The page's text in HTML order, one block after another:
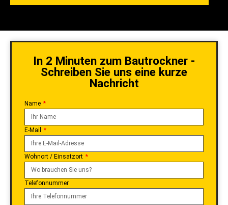
In 2 Minuten zum Bautrockner -
Schreiben Sie uns eine kurze
Nachricht
Name
E-Mail
Wohnort / Einsatzort
Telefonnummer